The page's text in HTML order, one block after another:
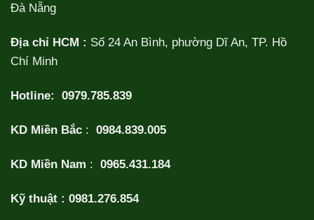
Đà Nẵng
Địa chỉ HCM : Số 24 An Bình, phường Dĩ An, TP. Hồ
Chí Minh
Hotline: 0979.785.839
KD Miền Bắc : 0984.839.005
KD Miền Nam : 0965.431.184
Kỹ thuật : 0981.276.854